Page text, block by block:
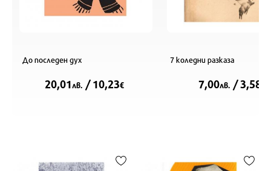
До последен дух
20,01лв./ 10,23€
7 коледни разказа
7,00лв./ 3,58